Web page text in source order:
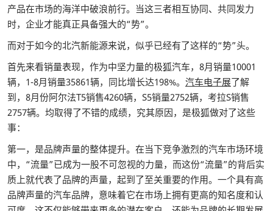
产品在市场的海洋中破浪前行。当这三者相互协同、共同发力
时，企业才能真正具备强大的“势”。
而对于如今的北汽新能源来说，似乎已经有了这样的“势”头。
首先来看销量表现，作为中坚力量的极狐汽车，8月销量10001
辆，1-8月销量35861辆，同比增长达198%。 汽车电子展了解
到，8月份阿尔法T5销售4260辆，S5销量2752辆，考拉S销售
2757辆。均取得了不错的成绩，究其原因，是极狐做对了这些
事：
第一，是品牌声量的整体提升。在当下竞争激烈的汽车市场环境
中，“流量”已成为一股不可忽视的力量，而这份“流量”的背后实
质上就代表了品牌的声量，起到了至关重要的作用。一个具有高
品牌声量的汽车品牌，意味着它在市场上拥有更高的知名度和认